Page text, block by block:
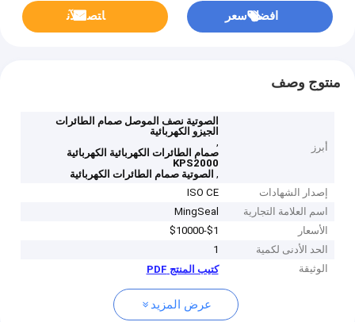
افضل سعر ﺎﺘﺼﻟ ﺍﻶﻧ
منتوج وصف
أبرز
الصوتية نصف الموصل صمام الطائرات
الجيزو الكهربائية
,
صمام الطائرات الكهربائية الكهربائية
KPS2000
, الصوتية صمام الطائرات الكهربائية
إصدار الشهادات
ISO CE
اسم العلامة التجارية
MingSeal
الأسعار
$1-$10000
الحد الأدنى لكمية
1
الوثيقة
كتيب المنتج PDF
عرض المزيد